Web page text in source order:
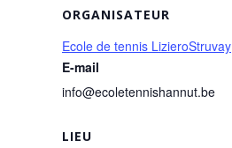
LIEU
ORGANISATEUR
Ecole de tennis LizieroStruvay
E-mail
info@ecoletennishannut.be